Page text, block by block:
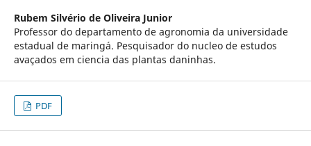
Rubem Silvério de Oliveira Junior
Professor do departamento de agronomia da universidade
estadual de maringá. Pesquisador do nucleo de estudos
avaçados em ciencia das plantas daninhas.
PDF